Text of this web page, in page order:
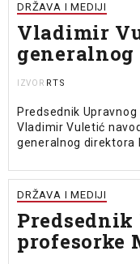
DRŽAVA I MEDIJI
Vladimir
generalnog
IZVOR RTS
Predsednik
Vladimir Vuletić
generalnog direktora
DRŽAVA I MEDIJI
Predsednik
profesorke